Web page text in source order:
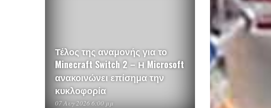
Τέλος της αναμονής για το
Minecraft Switch 2 – Η Microsoft
ανακοινώνει επίσημα την
κυκλοφορία
07 Αυγ 2026 6:00 μμ